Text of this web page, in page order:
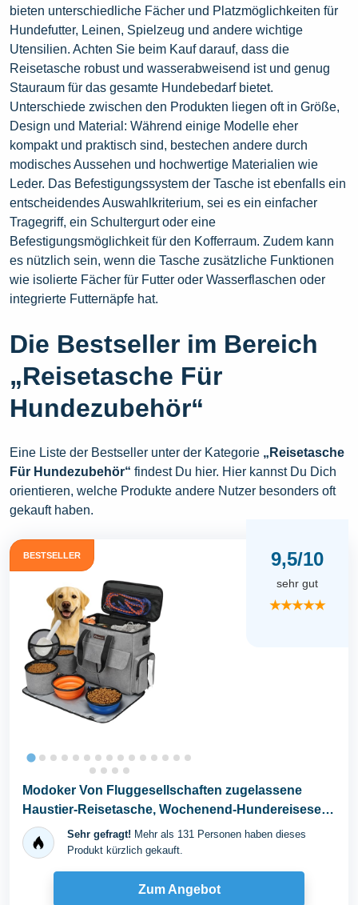
bieten unterschiedliche Fächer und Platzmöglichkeiten für
Hundefutter, Leinen, Spielzeug und andere wichtige
Utensilien. Achten Sie beim Kauf darauf, dass die
Reisetasche robust und wasserabweisend ist und genug
Stauraum für das gesamte Hundebedarf bietet.
Unterschiede zwischen den Produkten liegen oft in Größe,
Design und Material: Während einige Modelle eher
kompakt und praktisch sind, bestechen andere durch
modisches Aussehen und hochwertige Materialien wie
Leder. Das Befestigungssystem der Tasche ist ebenfalls ein
entscheidendes Auswahlkriterium, sei es ein einfacher
Tragegriff, ein Schultergurt oder eine
Befestigungsmöglichkeit für den Kofferraum. Zudem kann
es nützlich sein, wenn die Tasche zusätzliche Funktionen
wie isolierte Fächer für Futter oder Wasserflaschen oder
integrierte Futternäpfe hat.
Die Bestseller im Bereich
„Reisetasche Für
Hundezubehör“
Eine Liste der Bestseller unter der Kategorie „Reisetasche
Für Hundezubehör“ findest Du hier. Hier kannst Du Dich
orientieren, welche Produkte andere Nutzer besonders oft
gekauft haben.
BESTSELLER 9,5/10
sehr gut
★★★★★
Modoker Von Fluggesellschaften zugelassene
Haustier-Reisetasche, Wochenend-Hundereiseset
für Hund...Sehr gefragt! Mehr als 131 Personen haben dieses
Produkt kürzlich gekauft.
Zum Angebot